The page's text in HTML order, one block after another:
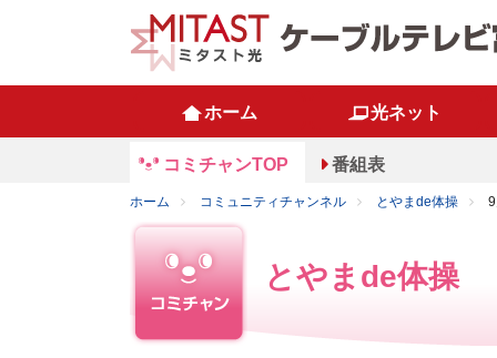
ホーム 光ネット
コミチャンTOP 番組表
ホーム コミュニティチャンネル とやまde体操
とやまde体操